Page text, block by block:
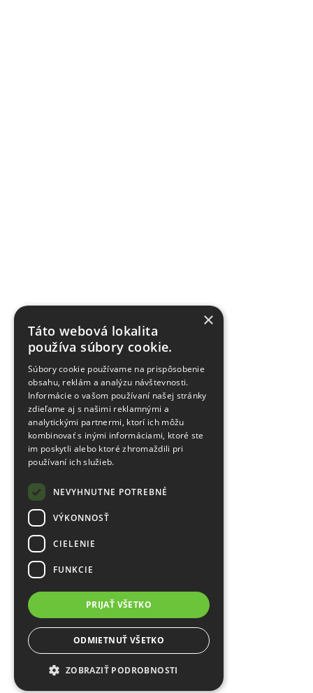
×
Táto webová lokalita
používa súbory cookie.
Súbory cookie používame na prispôsobenie
obsahu, reklám a analýzu návštevnosti.
Informácie o vašom používaní našej stránky
zdieľame aj s našimi reklamnými a
analytickými partnermi, ktorí ich môžu
kombinovať s inými informáciami, ktoré ste
im poskytli alebo ktoré zhromaždili pri
používaní ich služieb.
NEVYHNUTNE POTREBNÉ
VÝKONNOSŤ
CIELENIE
FUNKCIE
PRIJAŤ VŠETKO
ODMIETNUŤ VŠETKO
ZOBRAZIŤ PODROBNOSTI